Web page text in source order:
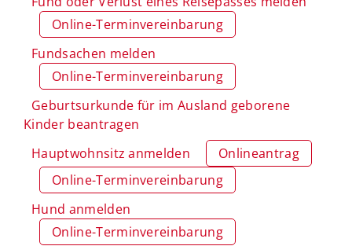
Online-Terminvereinbarung
Fundsachen melden
Online-Terminvereinbarung
Geburtsurkunde für im Ausland geborene
Kinder beantragen
Hauptwohnsitz anmelden
Onlineantrag
Online-Terminvereinbarung
Hund anmelden
Online-Terminvereinbarung